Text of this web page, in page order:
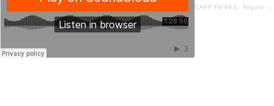
CAPP FM 99.6 · Regard - 17 Juin 2023